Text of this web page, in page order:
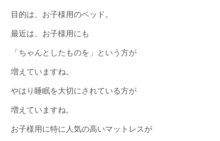
目的は、お子様用のベッド。
最近は、お子様用にも
「ちゃんとしたものを」という方が
増えていますね。
やはり睡眠を大切にされている方が
増えていますね。
お子様用に特に人気の高いマットレスが